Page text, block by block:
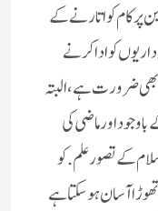
کام کو اتارنے کے
کو ادا کرنے
ضرورت ہے، البتہ
اور ماضی کی
کے تصور علم. کو
آسان ہوسکتا ہے